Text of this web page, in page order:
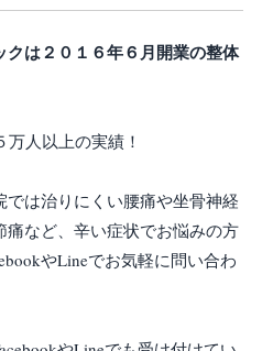
は２０１６年６月開業の整体
人以上の実績！
は治りにくい腰痛や坐骨神経
など、辛い症状でお悩みの方
やLineでお気軽に問い合わ